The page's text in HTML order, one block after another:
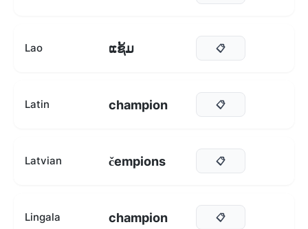
Lao ແຊ້ມ 📋
Latin champion 📋
Latvian čempions 📋
Lingala champion 📋